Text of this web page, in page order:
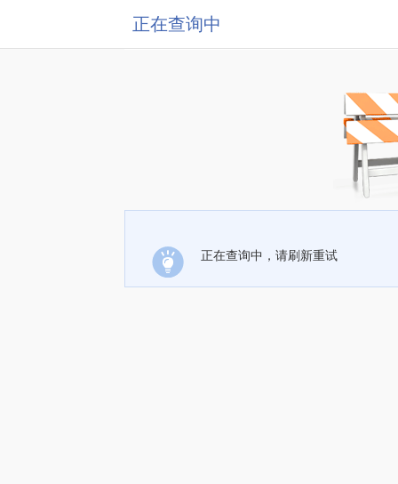
正在查询中
正在查询中，请刷新重试